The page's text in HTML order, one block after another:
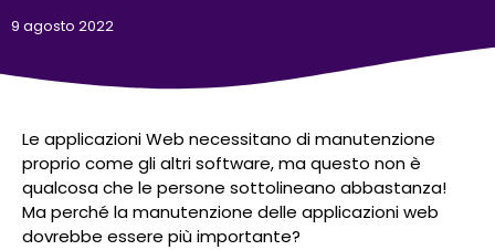
9 agosto 2022
Le applicazioni Web necessitano di manutenzione
proprio come gli altri software, ma questo non è
qualcosa che le persone sottolineano abbastanza!
Ma perché la manutenzione delle applicazioni web
dovrebbe essere più importante?